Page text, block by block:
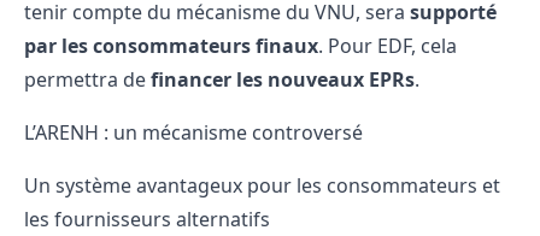
tenir compte du mécanisme du VNU, sera supporté
par les consommateurs finaux. Pour EDF, cela
permettra definancer les nouveaux EPRs.
L’ARENH : un mécanisme controversé
Un système avantageux pour les consommateurs et
les fournisseurs alternatifs